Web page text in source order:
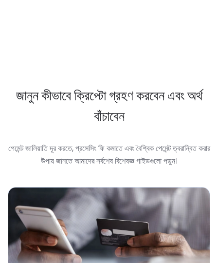
জানুন কীভাবে ক্রিপ্টো গ্রহণ করবেন এবং অর্থ
বাঁচাবেন
পেমেন্ট জালিয়াতি দূর করতে, প্রসেসিং ফি কমাতে এবং বৈশ্বিক পেমেন্ট ত্বরান্বিত করার
উপায় জানতে আমাদের সর্বশেষ বিশেষজ্ঞ গাইডগুলো পড়ুন।